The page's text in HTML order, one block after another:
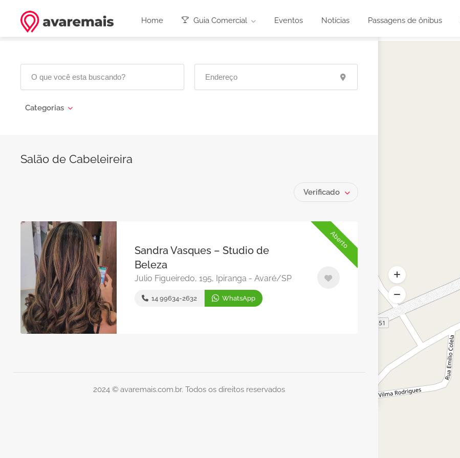
Home Guia Comercial Eventos Notícias Passagens de ônibus
Categorias
Salão de Cabeleireira
Verificado
Aberto
Sandra Vasques – Studio de
Beleza
Julio Figueiredo, 195, Ipiranga - Avaré/SP
14 99634-2632 WhatsApp
2024 © avaremais.com.br. Todos os direitos reservados